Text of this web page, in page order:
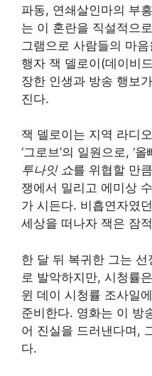
파동, 연쇄살인마의 부
는 이 혼란을 직설적으
그램으로 사람들의 마음
행자 잭 델로이(데이비
장한 인생과 방송 행보
진다.
잭 델로이는 지역 라디
‘그로브’의 일원으로, ‘
투나잇 쇼를 위협할 만
쟁에서 밀리고 에미상
가 시든다. 비흡연자였
세상을 떠나자 잭은 잠
한 달 뒤 복귀한 그는
로 발악하지만, 시청률
윈 데이 시청률 조사일
준비한다. 영화는 이 방
어 진실을 드러낸다며,
다.